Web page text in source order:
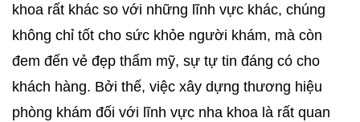
khoa rất khác so với những lĩnh vực khác, chúng
không chỉ tốt cho sức khỏe người khám, mà còn
đem đến vẻ đẹp thẩm mỹ, sự tự tin đáng có cho
khách hàng. Bởi thế, việc xây dựng thương hiệu
phòng khám đối với lĩnh vực nha khoa là rất quan